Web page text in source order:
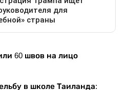
60 швов на лицо
в школе Таиланда: